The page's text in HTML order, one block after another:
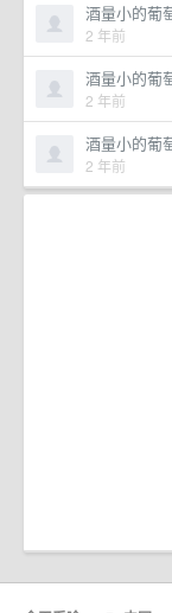
酒量小的葡
2 年前
酒量小的葡
2 年前
酒量小的葡
2 年前